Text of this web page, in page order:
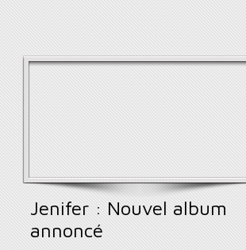
Jenifer : Nouvel album
annoncé